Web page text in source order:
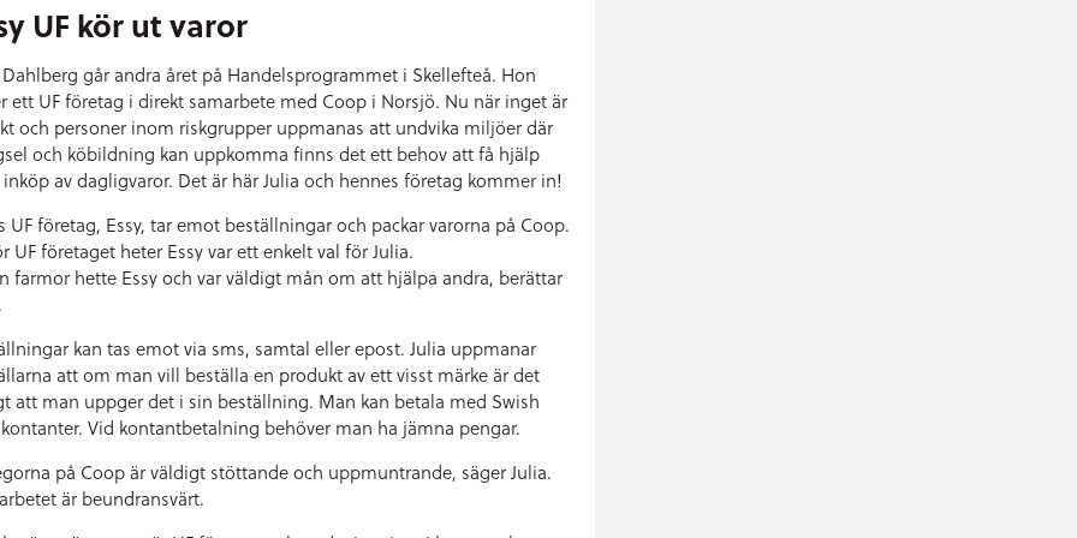
UF kör ut varor
går andra året på Handelsprogrammet i Skellefteå. Hon
ett UF företag i direkt samarbete med Coop i Norsjö. Nu när inget är
och personer inom riskgrupper uppmanas att undvika miljöer där
och köbildning kan uppkomma finns det ett behov att få hjälp
av dagligvaror. Det är här Julia och hennes företag kommer in!
UF företag, Essy, tar emot beställningar och packar varorna på Coop.
UF företaget heter Essy var ett enkelt val för Julia.
farmor hette Essy och var väldigt mån om att hjälpa andra, berättar
kan tas emot via sms, samtal eller epost. Julia uppmanar
att om man vill beställa en produkt av ett visst märke är det
att man uppger det i sin beställning. Man kan betala med Swish
Vid kontantbetalning behöver man ha jämna pengar.
på Coop är väldigt stöttande och uppmuntrande, säger Julia.
är beundransvärt.